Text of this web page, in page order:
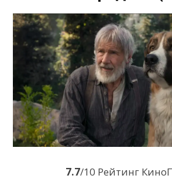
7.7/10 Рейтинг